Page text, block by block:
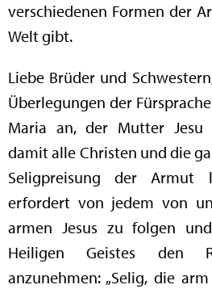
verschiedenen Formen der
Welt gibt.
Liebe Brüder und
Überlegungen der
Maria an, der Mutter Jesu
damit alle Christen und die
Seligpreisung der Armut
erfordert von jedem von
armen Jesus zu folgen
Heiligen Geistes den
anzunehmen: „Selig, die